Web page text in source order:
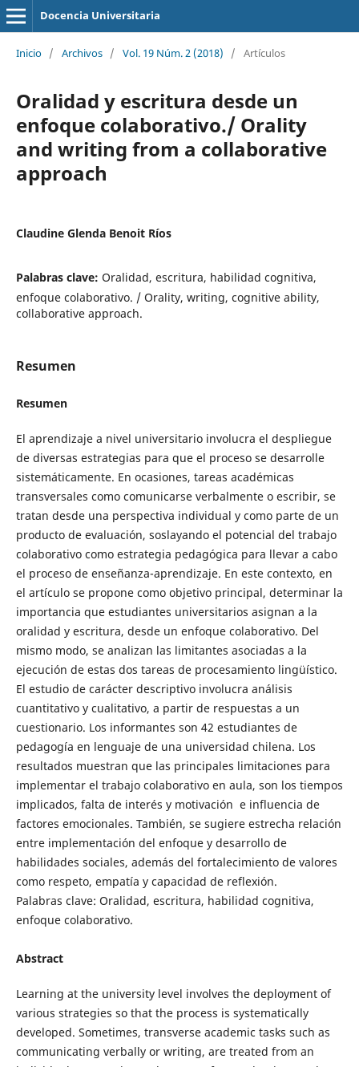
Docencia Universitaria
Inicio / Archivos / Vol. 19 Núm. 2 (2018) / Artículos
Oralidad y escritura desde un
enfoque colaborativo./ Orality
and writing from a collaborative
approach
Claudine Glenda Benoit Ríos
Palabras clave: Oralidad, escritura, habilidad cognitiva,
enfoque colaborativo. / Orality, writing, cognitive ability,
collaborative approach.
Resumen
Resumen
El aprendizaje a nivel universitario involucra el despliegue
de diversas estrategias para que el proceso se desarrolle
sistemáticamente. En ocasiones, tareas académicas
transversales como comunicarse verbalmente o escribir, se
tratan desde una perspectiva individual y como parte de un
producto de evaluación, soslayando el potencial del trabajo
colaborativo como estrategia pedagógica para llevar a cabo
el proceso de enseñanza-aprendizaje. En este contexto, en
el artículo se propone como objetivo principal, determinar la
importancia que estudiantes universitarios asignan a la
oralidad y escritura, desde un enfoque colaborativo. Del
mismo modo, se analizan las limitantes asociadas a la
ejecución de estas dos tareas de procesamiento lingüístico.
El estudio de carácter descriptivo involucra análisis
cuantitativo y cualitativo, a partir de respuestas a un
cuestionario. Los informantes son 42 estudiantes de
pedagogía en lenguaje de una universidad chilena. Los
resultados muestran que las principales limitaciones para
implementar el trabajo colaborativo en aula, son los tiempos
implicados, falta de interés y motivación e influencia de
factores emocionales. También, se sugiere estrecha relación
entre implementación del enfoque y desarrollo de
habilidades sociales, además del fortalecimiento de valores
como respeto, empatía y capacidad de reflexión.
Palabras clave: Oralidad, escritura, habilidad cognitiva,
enfoque colaborativo.
Abstract
Learning at the university level involves the deployment of
various strategies so that the process is systematically
developed. Sometimes, transverse academic tasks such as
communicating verbally or writing, are treated from an